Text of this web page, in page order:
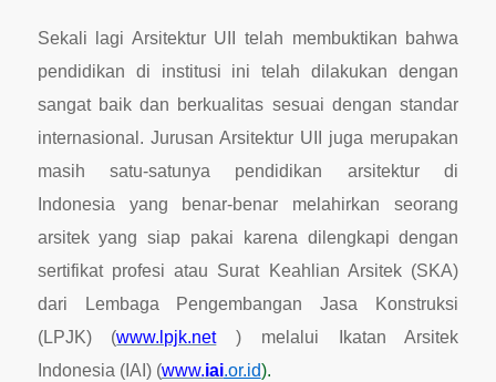
Sekali lagi Arsitektur UII telah membuktikan bahwa
pendidikan di institusi ini telah dilakukan dengan
sangat baik dan berkualitas sesuai dengan standar
internasional. Jurusan Arsitektur UII juga merupakan
masih satu-satunya pendidikan arsitektur di
Indonesia yang benar-benar melahirkan seorang
arsitek yang siap pakai karena dilengkapi dengan
sertifikat profesi atau Surat Keahlian Arsitek (SKA)
dari Lembaga Pengembangan Jasa Konstruksi
(LPJK) (www.lpjk.net) melalui Ikatan Arsitek
Indonesia (IAI) (www.iai.or.id).